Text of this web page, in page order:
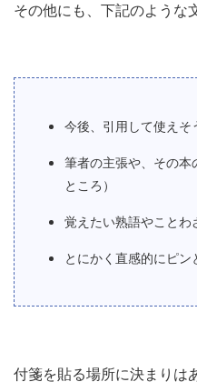
その他にも、下記のような
今後、引用して使えそ
筆者の主張や、その本
ところ）
覚えたい熟語やことわ
とにかく直感的にピン
付箋を貼る場所に決まりは